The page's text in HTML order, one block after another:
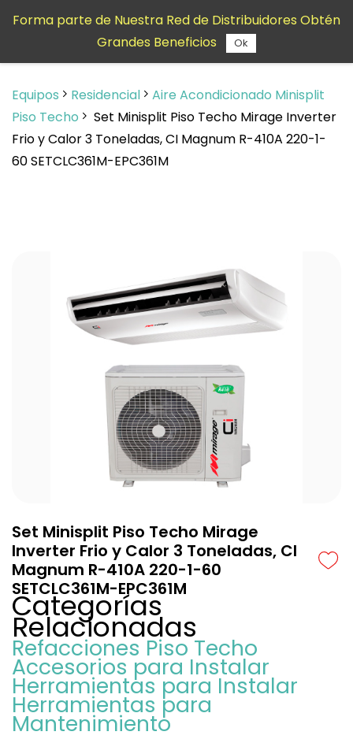
contenido
Equipos Residencial
Aire Acondicionado Minisplit
Piso Techo
Set Minisplit Piso Techo Mirage Inverter
Frio y Calor 3 Toneladas, CI Magnum R-410A 220-1-
60 SETCLC361M-EPC361M
Set Minisplit Piso Techo Mirage
Inverter Frio y Calor 3 Toneladas, CI
Magnum R-410A 220-1-60
SETCLC361M-EPC361M
Categorías
Relacionadas
Refacciones Piso Techo
Accesorios para Instalar
Herramientas para Instalar
Herramientas para
Mantenimiento
Forma parte de Nuestra Red de Distribuidores Obtén
Grandes Beneficios
Ok